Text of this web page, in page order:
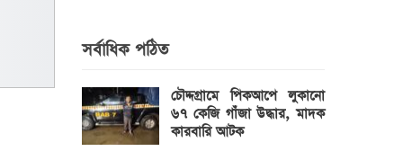
সর্বাধিক পঠিত
চৌদ্দগ্রামে পিকআপে লুকানো
৬৭ কেজি গাঁজা উদ্ধার, মাদক
কারবারি আটক